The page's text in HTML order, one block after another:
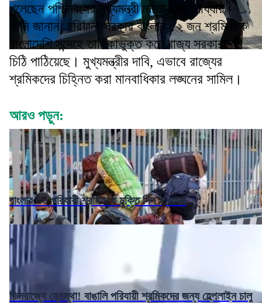
খুলেছেন পশ্চিমবঙ্গের মুখ্যমন্ত্রী মমতা বন্দ্যোপাধ্যায়।
তিনি জানান, হরিয়ানা সরকার বাংলার ৫২ জন শ্রমিককে
বাংলাদেশি সন্দেহে তালিকাভুক্ত করে রাজ্য সরকারকে
চিঠি পাঠিয়েছে। মুখ্যমন্ত্রীর দাবি, এভাবে রাজ্যের
শ্রমিকদের চিহ্নিত করা মানবাধিকার লঙ্ঘনের সামিল।
আরও পড়ুন:
বাংলার ৩০ পরিযায়ী শ্রমিককে মুক্তি দিল হরিয়ানা
ভিনরাজ্যে হেনস্থা! বাঙালি পরিযায়ী শ্রমিকদের জন্য হেল্পলাইন চালু